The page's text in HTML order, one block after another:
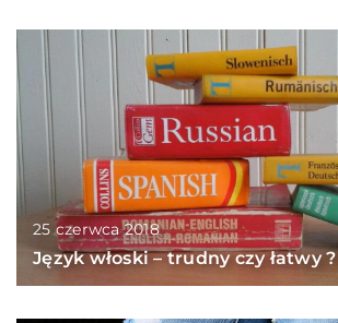
25 czerwca 2018
Język włoski – trudny czy łatwy ?